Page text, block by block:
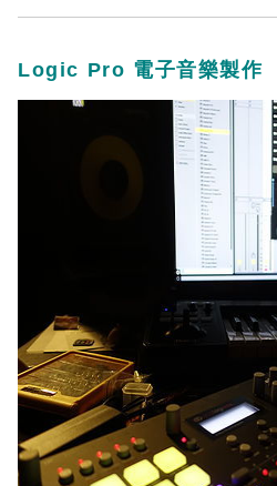
Logic Pro 電子音樂製作